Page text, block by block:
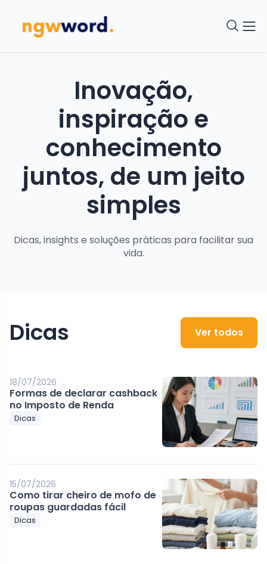
Inovação,
inspiração e
conhecimento
juntos, de um jeito
simples
Dicas, insights e soluções práticas para facilitar sua
vida.
Dicas Ver todos
18/07/2026
Formas de declarar cashback
no Imposto de Renda
Dicas
15/07/2026
Como tirar cheiro de mofo de
roupas guardadas fácil
Dicas